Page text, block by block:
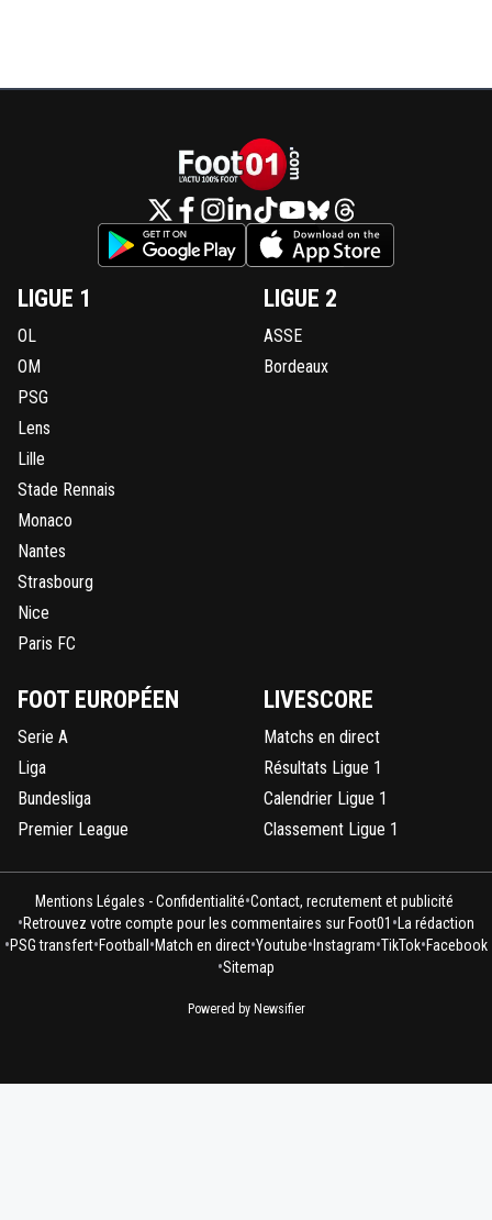
LIGUE 1
OL
OM
PSG
Lens
Lille
Stade Rennais
Monaco
Nantes
Strasbourg
Nice
Paris FC
LIGUE 2
ASSE
Bordeaux
FOOT EUROPÉEN
Serie A
Liga
Bundesliga
Premier League
LIVESCORE
Matchs en direct
Résultats Ligue 1
Calendrier Ligue 1
Classement Ligue 1
Mentions Légales - Confidentialité•Contact, recrutement et publicité
•Retrouvez votre compte pour les commentaires sur Foot01 • La rédaction
•PSG transfert•Football •Match en direct•Youtube• Instagram•TikTok•Facebook
•Sitemap
Powered by Newsifier